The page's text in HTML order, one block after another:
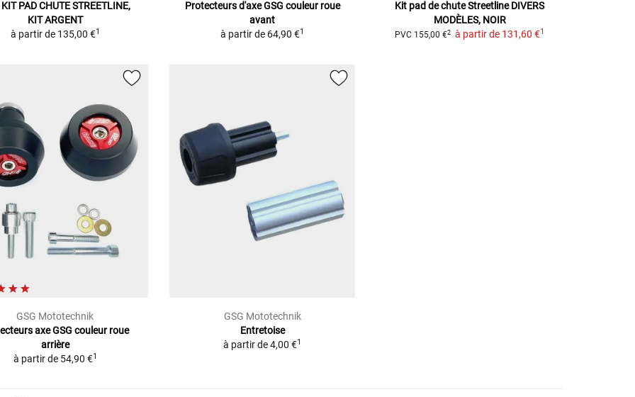
PAD CHUTE STREETLINE,
KIT ARGENT
à partir de 135,00 €1
Protecteurs d'axe GSG couleur roue
avant
à partir de 64,90 €1
Kit pad de chute Streetline DIVERS
MODÈLES, NOIR
PVC 155,00 €2 à partir de 131,60 €1
GSG Mototechnik
axe GSG couleur roue
arrière
à partir de 54,90 €1
GSG Mototechnik
Entretoise
à partir de 4,00 €1